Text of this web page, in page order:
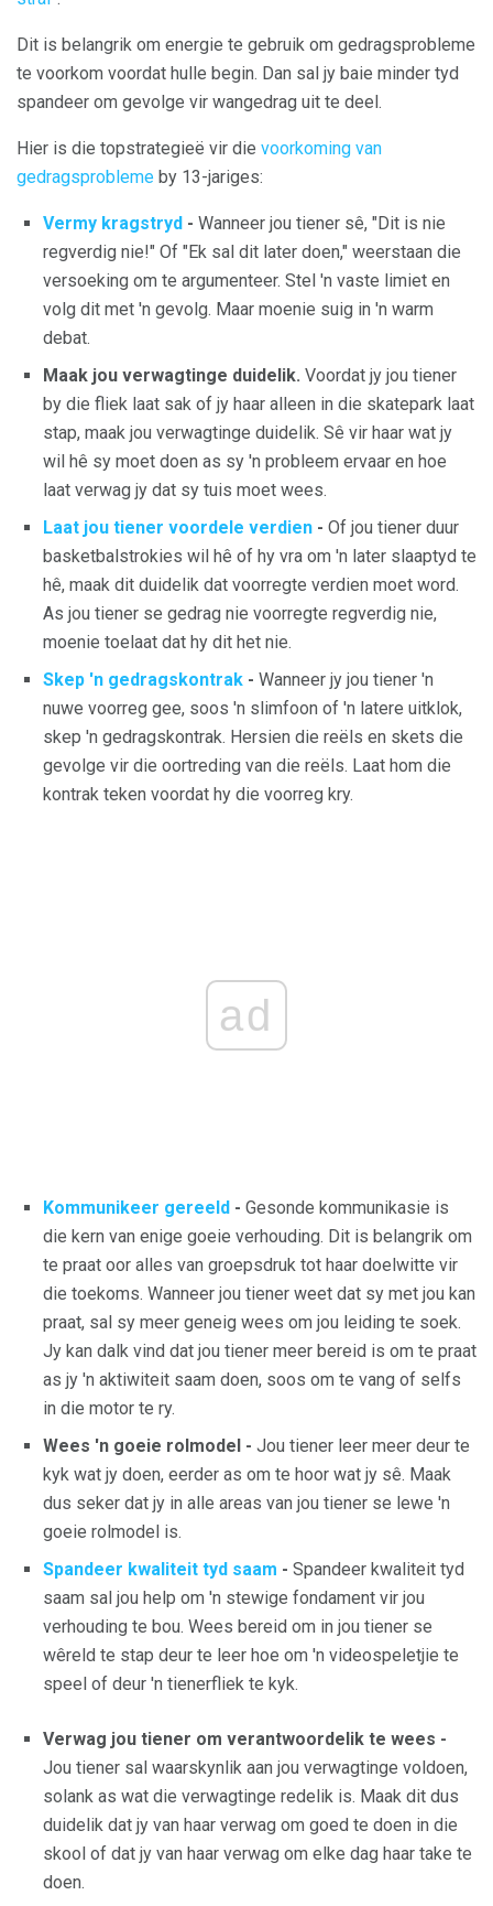
Dit is belangrik om energie te gebruik om gedragsprobleme
te voorkom voordat hulle begin. Dan sal jy baie minder tyd
spandeer om gevolge vir wangedrag uit te deel.
Hier is die topstrategieë vir die voorkoming van
gedragsprobleme by 13-jariges:
Vermy kragstryd - Wanneer jou tiener sê, "Dit is nie
regverdig nie!" Of "Ek sal dit later doen," weerstaan ​​die
versoeking om te argumenteer. Stel 'n vaste limiet en
volg dit met 'n gevolg. Maar moenie suig in 'n warm
debat.
Maak jou verwagtinge duidelik. Voordat jy jou tiener
by die fliek laat sak of jy haar alleen in die skatepark laat
stap, maak jou verwagtinge duidelik. Sê vir haar wat jy
wil hê sy moet doen as sy 'n probleem ervaar en hoe
laat verwag jy dat sy tuis moet wees.
Laat jou tiener voordele verdien - Of jou tiener duur
basketbalstrokies wil hê of hy vra om 'n later slaaptyd te
hê, maak dit duidelik dat voorregte verdien moet word.
As jou tiener se gedrag nie voorregte regverdig nie,
moenie toelaat dat hy dit het nie.
Skep 'n gedragskontrak - Wanneer jy jou tiener 'n
nuwe voorreg gee, soos 'n slimfoon of 'n latere uitklok,
skep 'n gedragskontrak. Hersien die reëls en skets die
gevolge vir die oortreding van die reëls. Laat hom die
kontrak teken voordat hy die voorreg kry.
ad
Kommunikeer gereeld - Gesonde kommunikasie is
die kern van enige goeie verhouding. Dit is belangrik om
te praat oor alles van groepsdruk tot haar doelwitte vir
die toekoms. Wanneer jou tiener weet dat sy met jou kan
praat, sal sy meer geneig wees om jou leiding te soek.
Jy kan dalk vind dat jou tiener meer bereid is om te praat
as jy 'n aktiwiteit saam doen, soos om te vang of selfs
in die motor te ry.
Wees 'n goeie rolmodel - Jou tiener leer meer deur te
kyk wat jy doen, eerder as om te hoor wat jy sê. Maak
dus seker dat jy in alle areas van jou tiener se lewe 'n
goeie rolmodel is.
Spandeer kwaliteit tyd saam - Spandeer kwaliteit tyd
saam sal jou help om 'n stewige fondament vir jou
verhouding te bou. Wees bereid om in jou tiener se
wêreld te stap deur te leer hoe om 'n videospeletjie te
speel of deur 'n tienerfliek te kyk.
Verwag jou tiener om verantwoordelik te wees -
Jou tiener sal waarskynlik aan jou verwagtinge voldoen,
solank as wat die verwagtinge redelik is. Maak dit dus
duidelik dat jy van haar verwag om goed te doen in die
skool of dat jy van haar verwag om elke dag haar take te
doen.